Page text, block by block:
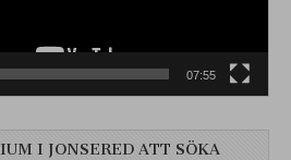
07:55
I JONSERED ATT SÖKA